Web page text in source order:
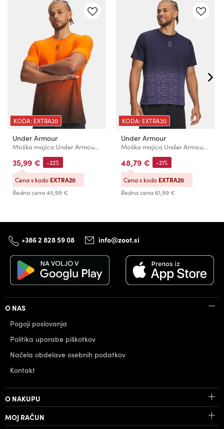
KODA: EXTRA20
Under Armour
Moška majica Under Armour UA M HOOPS TRIPLE LOGO SS
35,99 €
Redna cena45,99 €
-22%
Cena s kodo EXTRA20
KODA: EXTRA20
Under Armour
Moška majica Under Armour UA Hoops SS Shooting Shirt
48,79 €
Redna cena61,99 €
-21%
Cena s kodo EXTRA20
+386 2 828 59 08 info@zoot.si
O NAS
Pogoji poslovanja
Politika uporabe piškotkov
Načela obdelave osebnih podatkov
Kontakt
O NAKUPU
MOJ RAČUN